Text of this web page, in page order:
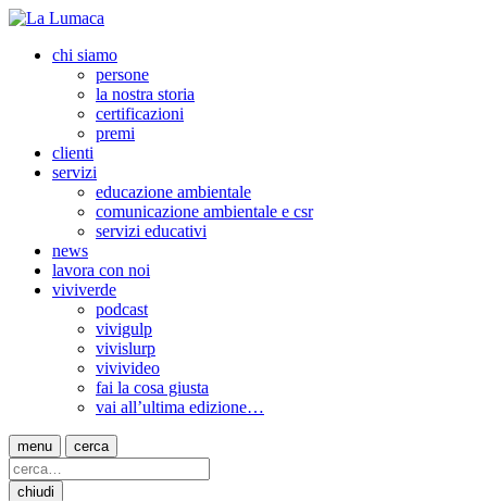
chi siamo
persone
la nostra storia
certificazioni
premi
clienti
servizi
educazione ambientale
comunicazione ambientale e csr
servizi educativi
news
lavora con noi
viviverde
podcast
vivigulp
vivislurp
vivivideo
fai la cosa giusta
vai all’ultima edizione…
menu cerca
chiudi